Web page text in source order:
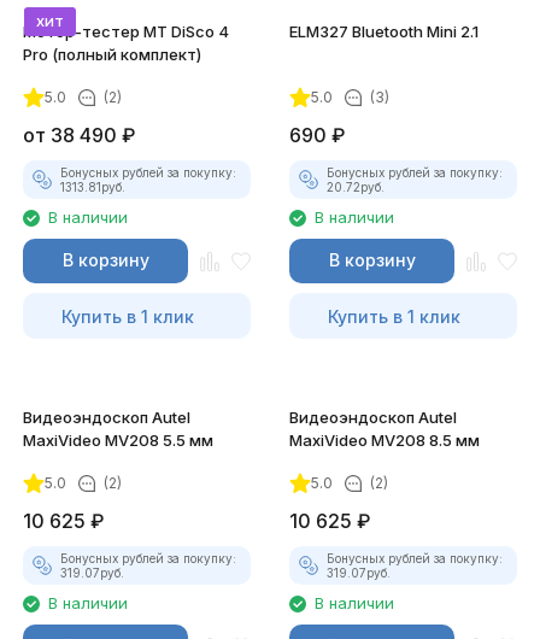
хит
Мотор-тестер MT DiSco 4
Pro (полный комплект)
5.0 (2)
от 38 490 ₽
Бонусных рублей за покупку:
1313.81руб.
В наличии
В корзину
Купить в 1 клик
ELM327 Bluetooth Mini 2.1
5.0 (3)
690 ₽
Бонусных рублей за покупку:
20.72руб.
В наличии
В корзину
Купить в 1 клик
Видеоэндоскоп Autel
MaxiVideo MV208 5.5 мм
5.0 (2)
10 625 ₽
Бонусных рублей за покупку:
319.07руб.
В наличии
Видеоэндоскоп Autel
MaxiVideo MV208 8.5 мм
5.0 (2)
10 625 ₽
Бонусных рублей за покупку:
319.07руб.
В наличии